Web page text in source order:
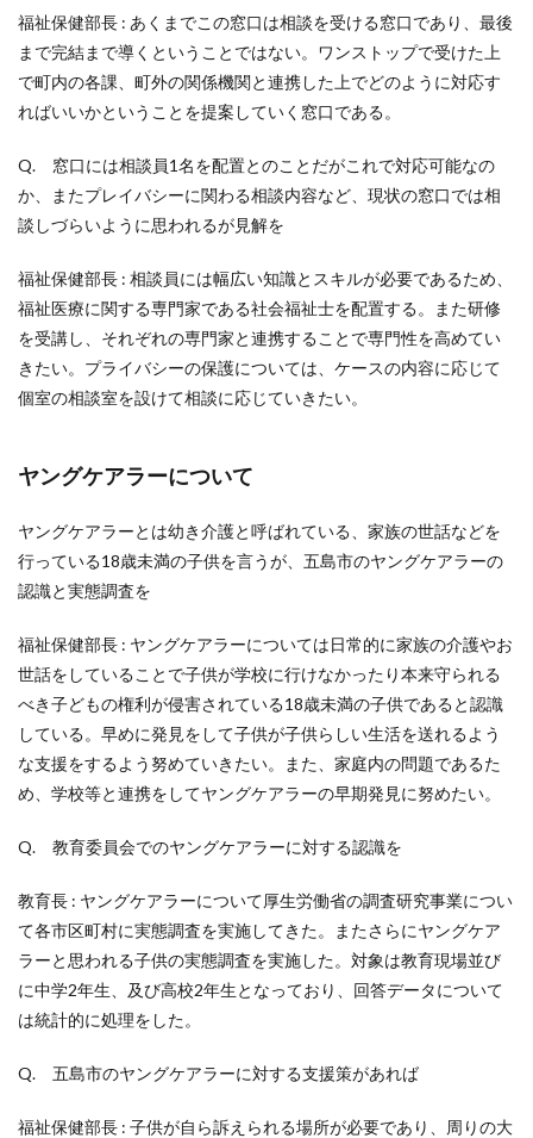
福祉保健部長 : あくまでこの窓口は相談を受ける窓口であり、最後
まで完結まで導くということではない。ワンストップで受けた上
で町内の各課、町外の関係機関と連携した上でどのように対応す
ればいいかということを提案していく窓口である。
Q. 窓口には相談員1名を配置とのことだがこれで対応可能なの
か、またプレイバシーに関わる相談内容など、現状の窓口では相
談しづらいように思われるが見解を
福祉保健部長 : 相談員には幅広い知識とスキルが必要であるため、
福祉医療に関する専門家である社会福祉士を配置する。また研修
を受講し、それぞれの専門家と連携することで専門性を高めてい
きたい。プライバシーの保護については、ケースの内容に応じて
個室の相談室を設けて相談に応じていきたい。
ヤングケアラーについて
ヤングケアラーとは幼き介護と呼ばれている、家族の世話などを
行っている18歳未満の子供を言うが、五島市のヤングケアラーの
認識と実態調査を
福祉保健部長 : ヤングケアラーについては日常的に家族の介護やお
世話をしていることで子供が学校に行けなかったり本来守られる
べき子どもの権利が侵害されている18歳未満の子供であると認識
している。早めに発見をして子供が子供らしい生活を送れるよう
な支援をするよう努めていきたい。また、家庭内の問題であるた
め、学校等と連携をしてヤングケアラーの早期発見に努めたい。
Q. 教育委員会でのヤングケアラーに対する認識を
教育長 : ヤングケアラーについて厚生労働省の調査研究事業につい
て各市区町村に実態調査を実施してきた。またさらにヤングケア
ラーと思われる子供の実態調査を実施した。対象は教育現場並び
に中学2年生、及び高校2年生となっており、回答データについて
は統計的に処理をした。
Q. 五島市のヤングケアラーに対する支援策があれば
福祉保健部長 : 子供が自ら訴えられる場所が必要であり、周りの大